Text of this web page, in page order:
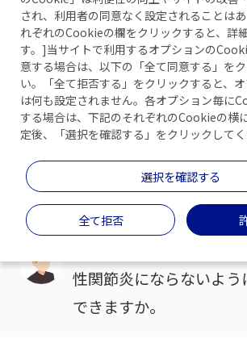
中学・高校生 青年・壮年期
乾癬性関節炎を予
か
＃治療・薬 ＃将来の不安
性関節炎にならないよう
できますか。
され、利用者の同意なく設定されることは
れぞれのCookieの欄をクリックすると、詳
す。]当サイトで利用するオプションの
意する場合は、以下の「全て同意する」を
い。「全て拒否する」をクリックすると、
は何も設定されません。各オプション毎に
する場合は、下記のそれぞれのCookieの横
定後、「選択を確認する」をクリックしてく
全て拒否
選択を確認する